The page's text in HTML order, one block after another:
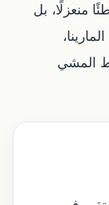
منعزلًا، بل
المشي